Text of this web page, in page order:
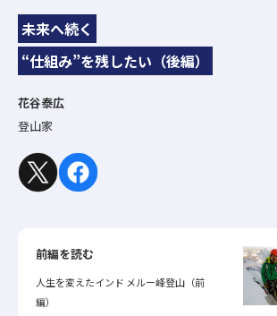
未来へ続く
“仕組み”を残したい（後編）
花谷泰広
登山家
前編を読む
人生を変えたインド メルー峰登山（前
編）